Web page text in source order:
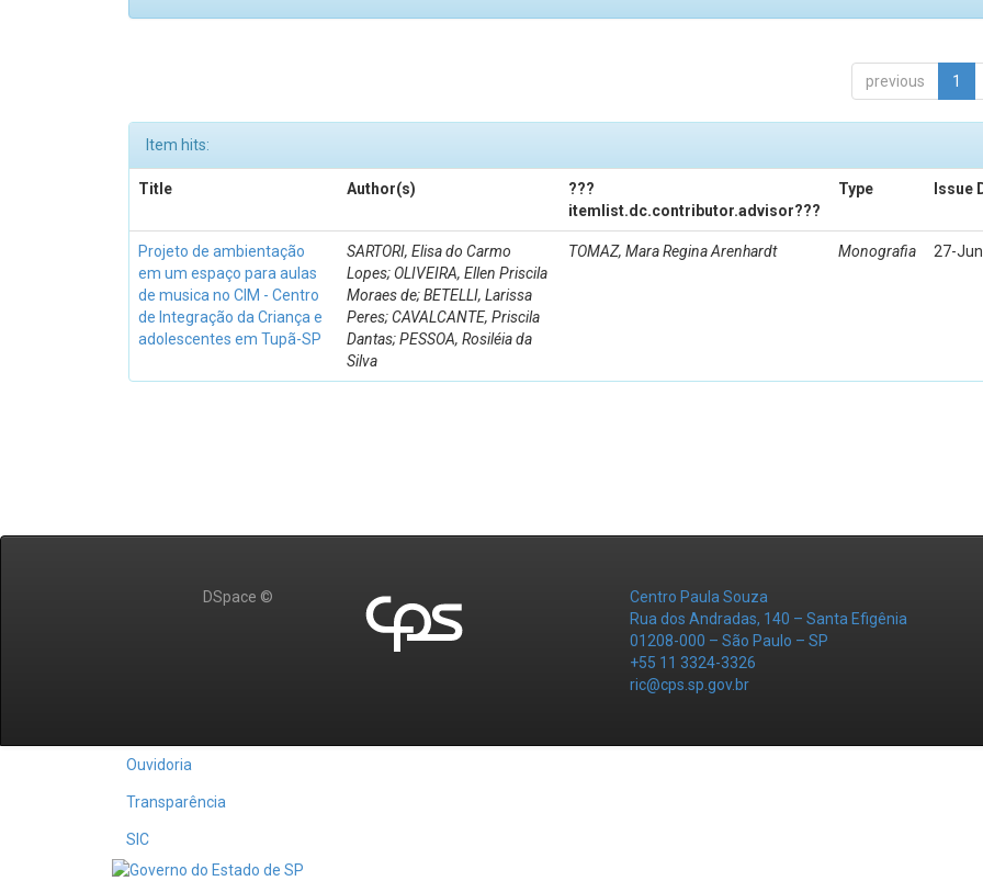
previous 1
Item hits:
Title Author(s)
???
itemlist.dc.contributor.advisor???
Type Issue
Projeto de ambientação
em um espaço para aulas
de musica no CIM - Centro
de Integração da Criança e
adolescentes em Tupã-SP
SARTORI, Elisa do Carmo
Lopes; OLIVEIRA, Ellen Priscila
Moraes de; BETELLI, Larissa
Peres; CAVALCANTE, Priscila
Dantas; PESSOA, Rosiléia da
Silva
TOMAZ, Mara Regina Arenhardt Monografia 27-
DSpace ©
Centro Paula Souza
Rua dos Andradas, 140 – Santa Efigênia
01208-000 – São Paulo – SP
+55 11 3324-3326
ric@cps.sp.gov.br
Ouvidoria
Transparência
SIC